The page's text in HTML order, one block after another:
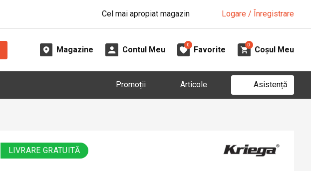
Cel mai apropiat magazin Logare / Înregistrare
Magazine Contul Meu
0
Favorite
0
Coșul Meu
Promoții Articole Asistență
LIVRARE GRATUITĂ